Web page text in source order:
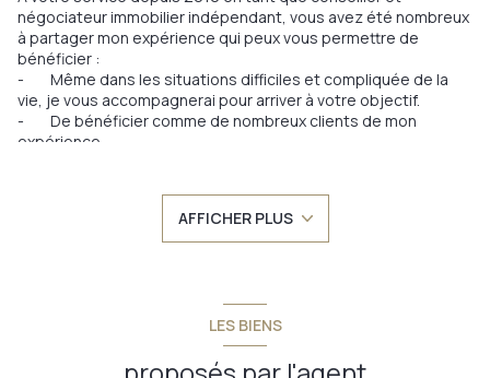
négociateur immobilier indépendant, vous avez été nombreux
à partager mon expérience qui peux vous permettre de
bénéficier :
- Même dans les situations difficiles et compliquée de la
vie, je vous accompagnerai pour arriver à votre objectif.
- De bénéficier comme de nombreux clients de mon
expérience
Gain de temps, en prenant le temps de
,Rigoureux
- D’une communication Pertinente et Adaptée mettant
votre bien en valeur sur tous les supports et moyens
indispensables aujourd’hui,
AFFICHER PLUS
LES BIENS